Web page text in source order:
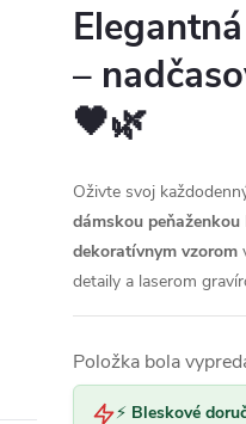
–
🖤🌿
Oživte svoj
dámskou
dekoratívnym vzorom
detaily a laserom
Položka bola
⚡ Bleskové